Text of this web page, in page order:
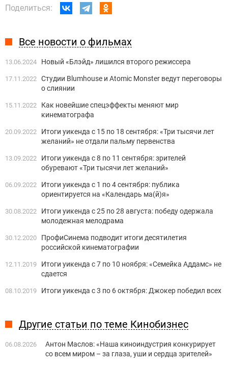
Поделиться:
Все новости о фильмах
13.06.2024 Новый «Блэйд» лишился второго режиссера
17.11.2022 Студии Blumhouse и Atomic Monster ведут переговоры
о слиянии
15.11.2022
Как новейшие спецэффекты меняют мир
кинематографа
20.09.2022
Итоги уикенда с 15 по 18 сентября: «Три тысячи лет
желаний» не отдали пальму первенства
13.09.2022
Итоги уикенда с 8 по 11 сентября: зрителей
обуревают «Три тысячи лет желаний»
06.09.2022
Итоги уикенда с 1 по 4 сентября: публика
ориентируется на «Календарь ма(й)я»
30.08.2022
Итоги уикенда с 25 по 28 августа: победу одержала
молодежная мелодрама
30.12.2020
ПрофиСинема подводит итоги десятилетия
российской кинематографии
12.11.2019
Итоги уикенда с 7 по 10 ноября: «Семейка Аддамс» не
сдается
08.10.2019 Итоги уикенда с 3 по 6 октября: Джокер победил всех
Другие статьи по теме Кинобизнес
06.08.2026
Антон Маслов: «Наша киноиндустрия конкурирует
со всем миром – за глаза, уши и сердца зрителей»